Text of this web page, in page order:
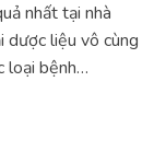
nhất tại nhà
dược liệu vô cùng
loại bệnh…